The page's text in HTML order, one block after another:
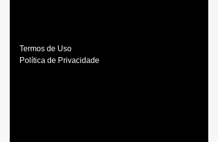
Termos de Uso
Política de Privacidade